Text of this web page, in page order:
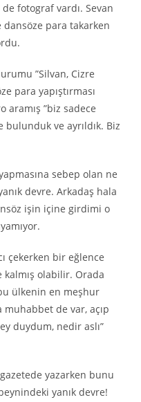
de fotograf vardı. Sevan
dansöze para takarken
”Silvan, Cizre
para yapıştırması
aramış ”biz sadece
ve ayrıldık. Biz
sebep olan ne
devre. Arkadaş hala
işin içine girdimi o
çekerken bir eğlence
olabilir. Orada
ülkenin en meşhur
de var, açıp
duydum, nedir aslı”
yazarken bunu
yanık devre!